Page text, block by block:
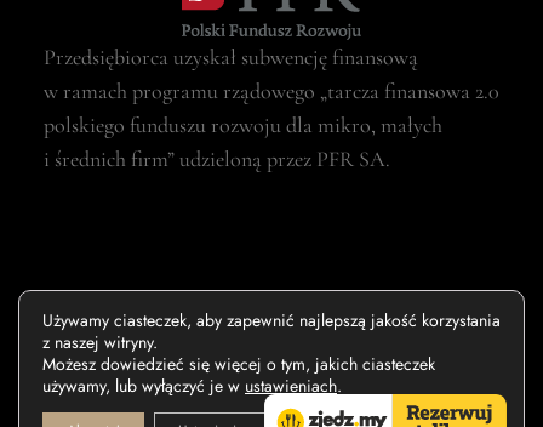
Przedsiębiorca uzyskał subwencję finansową
w ramach programu rządowego „tarcza finansowa 2.0
polskiego funduszu rozwoju dla mikro, małych
i średnich firm” udzieloną przez PFR SA.
Używamy ciasteczek, aby zapewnić najlepszą jakość korzystania
z naszej witryny.
Możesz dowiedzieć się więcej o tym, jakich ciasteczek
używamy, lub wyłączyć je w ustawieniach.